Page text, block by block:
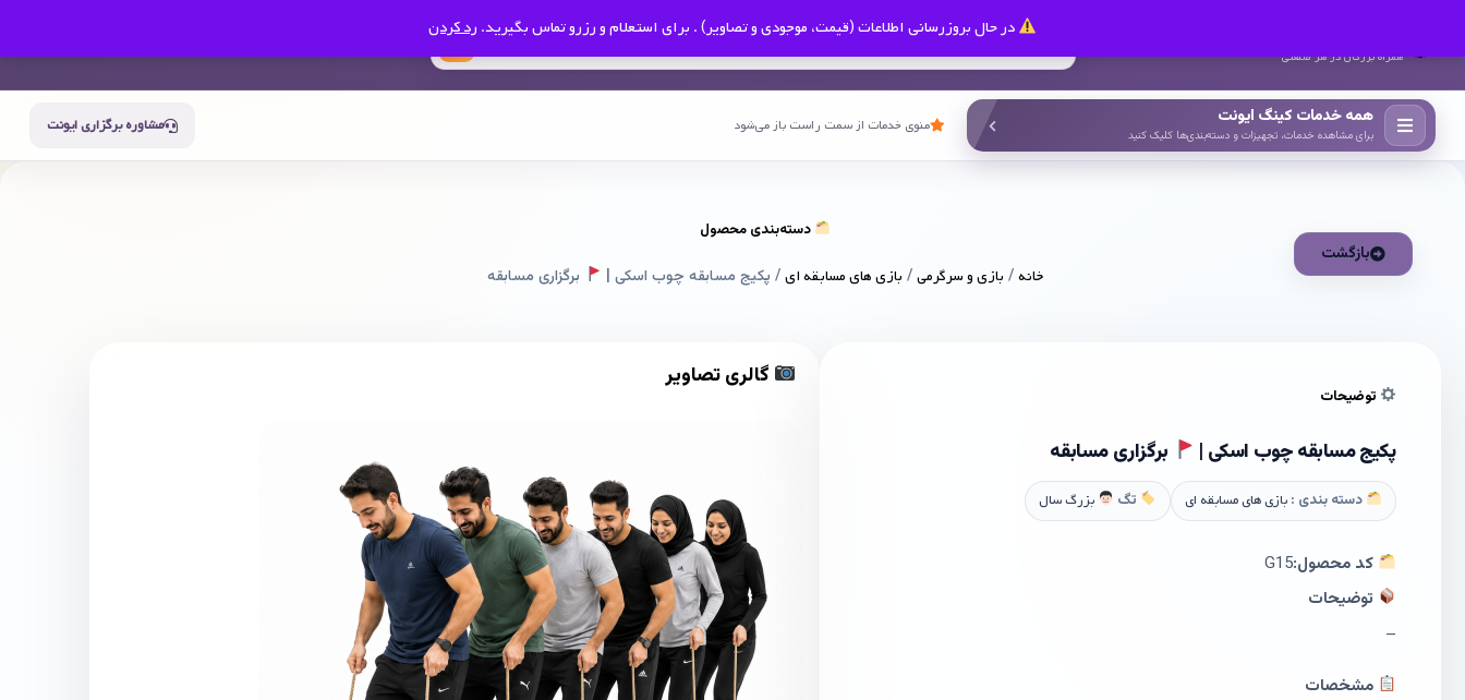
در حال بروزرسانی اطلاعات (قیمت، موجودی و تصاویر) . برای استعلام و رزرو تماس بگیرید. رد کردن
همراه بزرگان در هر صنعتی
همه خدمات کینگ ایونت
برای مشاهده خدمات، تجهیزات و دسته‌بندی‌ها کلیک کنید
منوی خدمات از سمت راست باز می‌شود مشاوره برگزاری ایونت
بازگشت
دسته‌بندی محصول
خانه/ بازی و سرگرمی/ بازی های مسابقه ای/ پکیج مسابقه چوب اسکی | برگزاری مسابقه
گالری تصاویر
توضیحات
پکیج مسابقه چوب اسکی | برگزاری مسابقه
دسته بندی :بازی های مسابقه ای تگ بزرگ سال
کد محصول:G15
توضیحات
–
مشخصات